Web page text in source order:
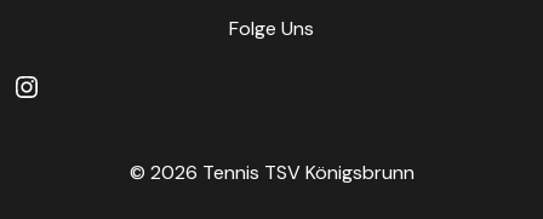
Folge Uns
Instagram
© 2026 Tennis TSV Königsbrunn